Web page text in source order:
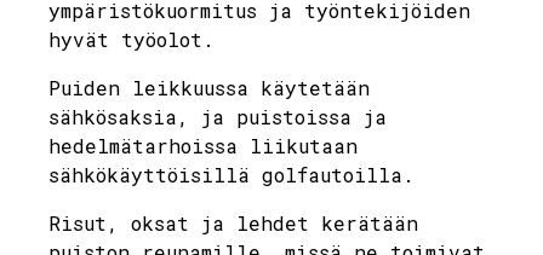
ympäristökuormitus ja työntekijöiden
hyvät työolot.
Puiden leikkuussa käytetään
sähkösaksia, ja puistoissa ja
hedelmätarhoissa liikutaan
sähkökäyttöisillä golfautoilla.
Risut, oksat ja lehdet kerätään